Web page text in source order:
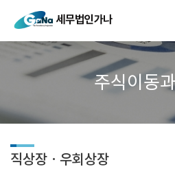
주식이동
직상장ㆍ우회상장